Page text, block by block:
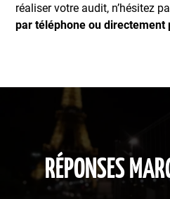
réaliser votre audit, n’hésitez
par téléphone ou directement
RÉPONSES